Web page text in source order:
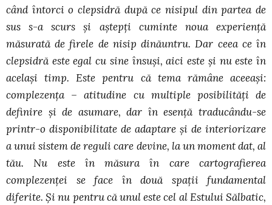
când întorci o clepsidră după ce nisipul din partea de
sus s-a scurs și aștepți cuminte noua experiență
măsurată de firele de nisip dinăuntru. Dar ceea ce în
clepsidră este egal cu sine însuși, aici este și nu este în
același timp. Este pentru că tema rămâne aceeași:
complezența – atitudine cu multiple posibilități de
definire și de asumare, dar în esență traducându-se
printr-o disponibilitate de adaptare și de interiorizare
a unui sistem de reguli care devine, la un moment dat, al
tău. Nu este în măsura în care cartografierea
complezenței se face în două spații fundamental
diferite. Și nu pentru că unul este cel al Estului Sălbatic,